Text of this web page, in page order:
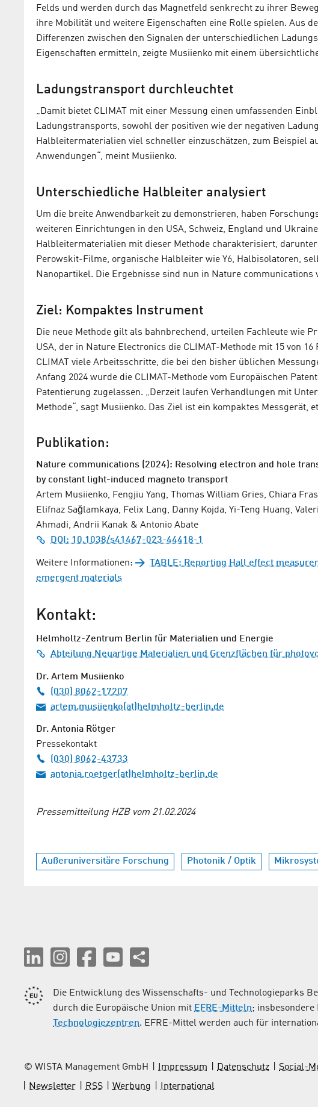
Felds und werden durch das Magnetfeld senkrecht zu ihrer
ihre Mobilität und weitere Eigenschaften eine Rolle spielen. Aus
Differenzen zwischen den Signalen der unterschiedlichen
Eigenschaften ermitteln, zeigte Musiienko mit einem
Ladungstransport durchleuchtet
„Damit bietet CLIMAT mit einer Messung einen umfassenden
Ladungstransports, sowohl der positiven wie der negativen
Halbleitermaterialien viel schneller einzuschätzen, zum Beispiel
Anwendungen“, meint Musiienko.
Unterschiedliche Halbleiter analysiert
Um die breite Anwendbarkeit zu demonstrieren, haben
weiteren Einrichtungen in den USA, Schweiz, England und
Halbleitermaterialien mit dieser Methode charakterisiert,
Perowskit-Filme, organische Halbleiter wie Y6, Halbisolatoren,
Nanopartikel. Die Ergebnisse sind nun in Nature communications
Ziel: Kompaktes Instrument
Die neue Methode gilt als bahnbrechend, urteilen Fachleute wie
USA, der in Nature Electronics die CLIMAT-Methode mit 15 von
CLIMAT viele Arbeitsschritte, die bei den bisher üblichen
Anfang 2024 wurde die CLIMAT-Methode vom Europäischen
Patentierung zugelassen. „Derzeit laufen Verhandlungen mit
Methode“, sagt Musiienko. Das Ziel ist ein kompaktes Messgerät,
Publikation:
Nature communications (2024): Resolving electron and hole
by constant light-induced magneto transport
Artem Musiienko, Fengjiu Yang, Thomas William Gries, Chiara
Elifnaz Sağlamkaya, Felix Lang, Danny Kojda, Yi-Teng Huang,
Ahmadi, Andrii Kanak & Antonio Abate
DOI: 10.1038/s41467-023-44418-1
Weitere Informationen:
TABLE: Reporting Hall effect
emergent materials
Kontakt:
Helmholtz-Zentrum Berlin für Materialien und Energie
Abteilung Neuartige Materialien und Grenzflächen für
Dr. Artem Musiienko
(030) 8062-17207
artem.musiienko(at)helmholtz-berlin.de
Dr. Antonia Rötger
Pressekontakt
(030) 8062-43733
antonia.roetger(at)helmholtz-berlin.de
Pressemitteilung HZB vom 21.02.2024
Außeruniversitäre Forschung Photonik / Optik
Die Entwicklung des Wissenschafts- und Technologieparks
durch die Europäische Union mit EFRE-Mitteln;
Technologiezentren. EFRE-Mittel werden auch für
© WISTA Management GmbH Impressum Datenschutz Social-
Newsletter
RSS Werbung International